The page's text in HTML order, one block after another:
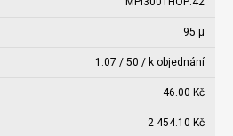
95 µ
1.07 / 50 / k objednání
46.00 Kč
2 454.10 Kč